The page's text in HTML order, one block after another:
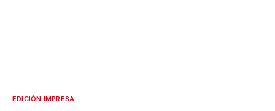
EDICIÓN IMPRESA